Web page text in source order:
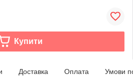
Купити
Доставка Оплата Умови